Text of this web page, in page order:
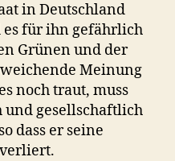
in Deutschland
für ihn gefährlich
Grünen und der
Meinung
noch traut, muss
gesellschaftlich
dass er seine